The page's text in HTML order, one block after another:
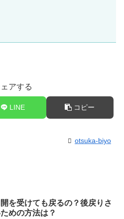
アする
LINE コピー
otsuka-biyo
開を受けても戻るの？後戻りさ
めの方法は？